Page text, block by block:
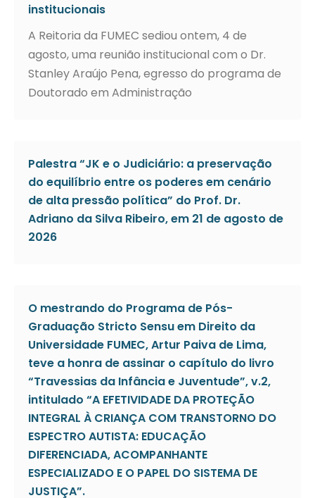
institucionais
A Reitoria da FUMEC sediou ontem, 4 de
agosto, uma reunião institucional com o Dr.
Stanley Araújo Pena, egresso do programa de
Doutorado em Administração
Palestra “JK e o Judiciário: a preservação
do equilíbrio entre os poderes em cenário
de alta pressão política” do Prof. Dr.
Adriano da Silva Ribeiro, em 21 de agosto de
2026
O mestrando do Programa de Pós-
Graduação Stricto Sensu em Direito da
Universidade FUMEC, Artur Paiva de Lima,
teve a honra de assinar o capítulo do livro
“Travessias da Infância e Juventude”, v.2,
intitulado “A EFETIVIDADE DA PROTEÇÃO
INTEGRAL À CRIANÇA COM TRANSTORNO DO
ESPECTRO AUTISTA: EDUCAÇÃO
DIFERENCIADA, ACOMPANHANTE
ESPECIALIZADO E O PAPEL DO SISTEMA DE
JUSTIÇA”.